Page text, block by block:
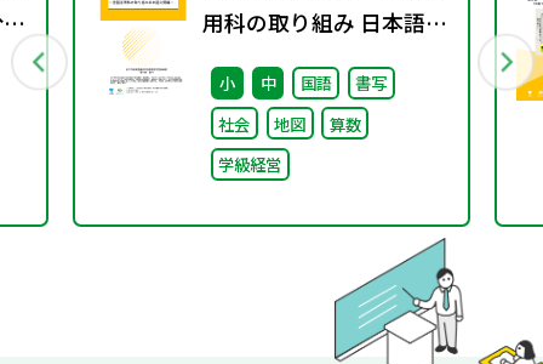
用科の取り組み 日本語分
野編～
小 中 国語
書写
社会
地図
算数
学級経営